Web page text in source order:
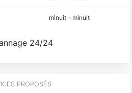
minuit – minuit
24/24
PROPOSÉS